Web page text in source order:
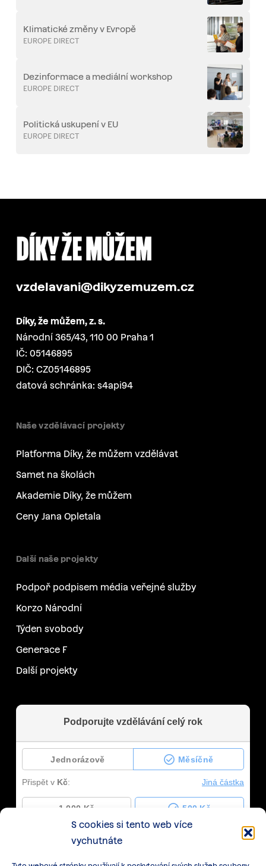
S cookies si tento web více
vychutnáte
Klimatické změny v Evropě
EUROPE DIRECT
Dezinformace a mediální workshop
EUROPE DIRECT
Politická uskupení v EU
EUROPE DIRECT
vzdelavani@dikyzemuzem.cz
Díky, že můžem, z. s.
Národní 365/43, 110 00 Praha 1
IČ: 05146895
DIČ: CZ05146895
datová schránka: s4api94
Naše vzdělávací projekty
Platforma Díky, že můžem vzdělávat
Samet na školách
Akademie Díky, že můžem
Ceny Jana Opletala
Další naše projekty
Podpoř podpisem média veřejné služby
Korzo Národní
Týden svobody
Generace F
Další projekty